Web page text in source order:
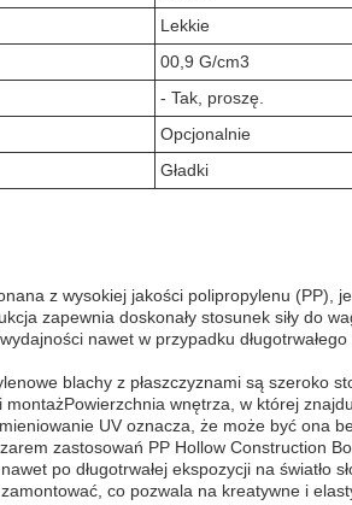
Lekkie
00,9 G/cm3
- Tak, proszę.
Opcjonalnie
Gładki
z wysokiej jakości polipropylenu
zapewnia doskonały stosunek siły do
nawet w przypadku
blachy z płaszczyznami są szeroko
montażPowierzchnia wnętrza, w której
UV oznacza, że może być ona
zastosowań PP Hollow Construction
po długotrwałej ekspozycji na
co pozwala na kreatywne i